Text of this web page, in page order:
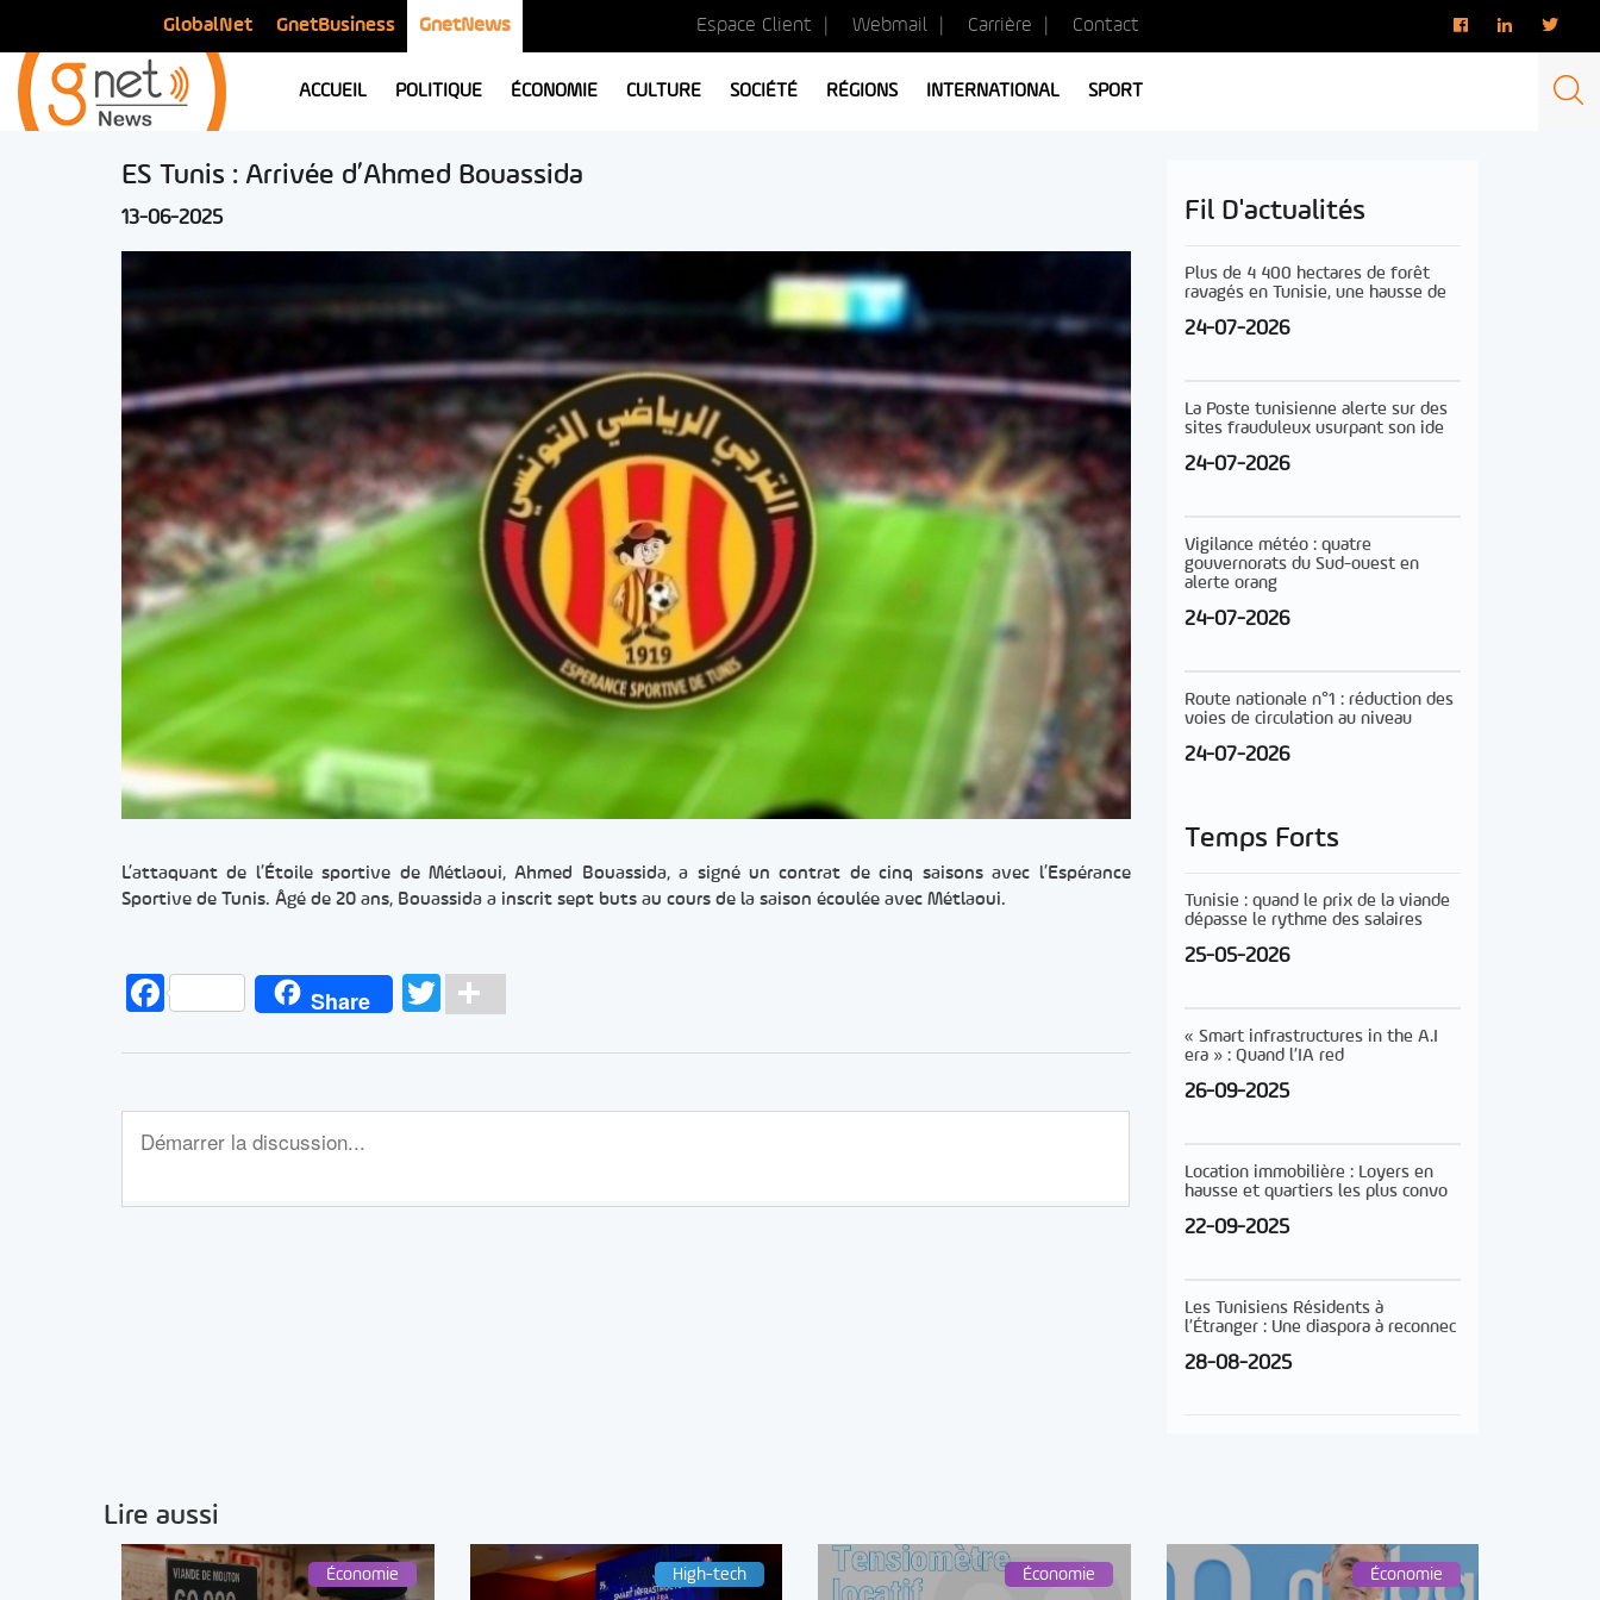
GlobalNet GnetBusiness GnetNews Espace Client Webmail Carrière Contact
ACCUEIL POLITIQUE ÉCONOMIE CULTURE SOCIÉTÉ RÉGIONS INTERNATIONAL SPORT
ES Tunis : Arrivée d’Ahmed Bouassida
13-06-2025
L’attaquant de l’Étoile sportive de Métlaoui, Ahmed Bouassida, a signé un contrat de cinq saisons avec l’Espérance
Sportive de Tunis. Âgé de 20 ans, Bouassida a inscrit sept buts au cours de la saison écoulée avec Métlaoui.
FacebookShare TwitterPartager
Fil D'actualités
Plus de 4 400 hectares de forêt
ravagés en Tunisie, une hausse de
24-07-2026
La Poste tunisienne alerte sur des
sites frauduleux usurpant son ide
24-07-2026
Vigilance météo : quatre
gouvernorats du Sud-ouest en
alerte orang
24-07-2026
Route nationale n°1 : réduction des
voies de circulation au niveau
24-07-2026
Temps Forts
Tunisie : quand le prix de la viande
dépasse le rythme des salaires
25-05-2026
« Smart infrastructures in the A.I
era » : Quand l’IA red
26-09-2025
Location immobilière : Loyers en
hausse et quartiers les plus convo
22-09-2025
Les Tunisiens Résidents à
l’Étranger : Une diaspora à reconnec
28-08-2025
Lire aussi
Économie High-tech Économie Économie